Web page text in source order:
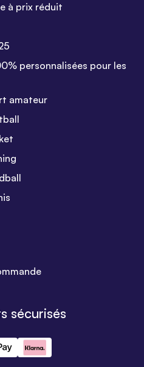
à prix réduit
personnalisées pour les
amateur
sécurisés